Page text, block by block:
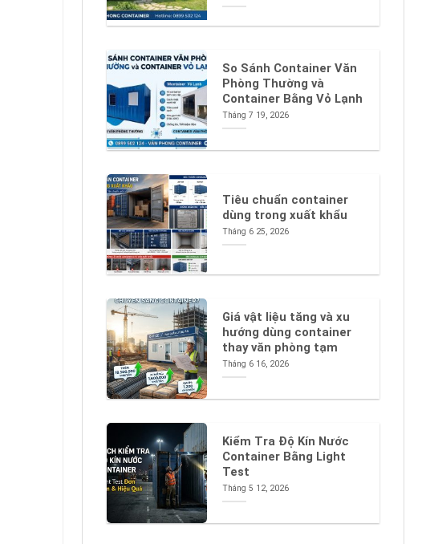
So Sánh Container Văn
Phòng Thường và
Container Bằng Vỏ Lạnh
Tháng 7 19, 2026
Tiêu chuẩn container
dùng trong xuất khẩu
Tháng 6 25, 2026
Giá vật liệu tăng và xu
hướng dùng container
thay văn phòng tạm
Tháng 6 16, 2026
Kiểm Tra Độ Kín Nước
Container Bằng Light
Test
Tháng 5 12, 2026